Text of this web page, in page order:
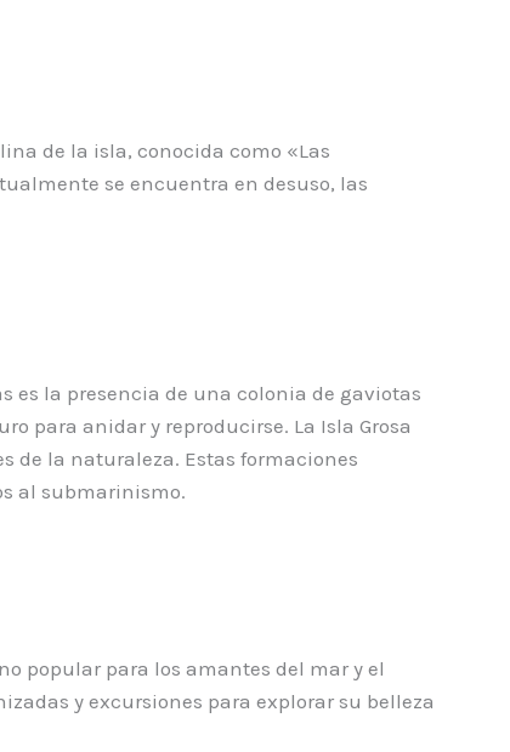
de la isla, conocida como «Las
se encuentra en desuso, las
es la presencia de una colonia de gaviotas
para anidar y reproducirse. La Isla Grosa
de la naturaleza. Estas formaciones
al submarinismo.
popular para los amantes del mar y el
y excursiones para explorar su belleza